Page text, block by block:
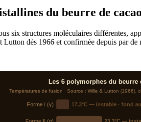
du beurre de cacao
six structures moléculaires différentes,
dès 1966 et confirmée depuis par de
Les 6 polymorphes du beurre
Températures de fusion · Source : Wille & Lutton (1966),
Forme I (γ) 17,3°C — instable · fond